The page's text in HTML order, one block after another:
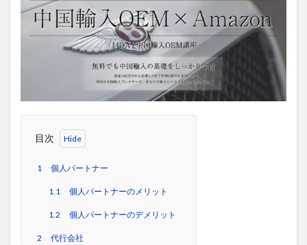
目次
1 個人パートナー
1.1 個人パートナーのメリット
1.2 個人パートナーのデメリット
2 代行会社